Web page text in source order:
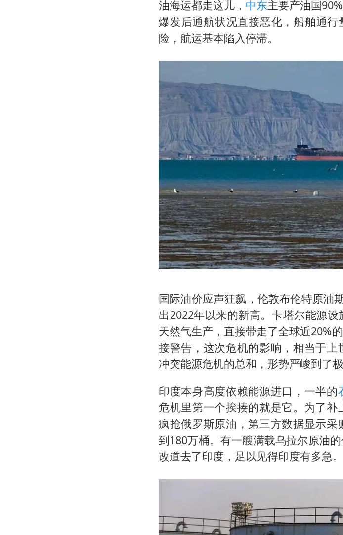
油海运都走这儿， 中东主要产油国
爆发后通航状况直接恶化，船舶通
险，航运基本陷入停滞。
国际油价应声狂飙，伦敦布伦特原油
出2022年以来的新高。卡塔尔能源
天然气生产，直接带走了全球近20%
接警告，这次危机的影响，相当于
冲突能源危机的总和，形势严峻到了极
印度本身高度依赖能源进口，一半的
危机里第一个挨揍的就是它。为了
疯抢俄罗斯原油，第三方数据显示
到180万桶。有一艘满载乌拉尔原油
改道去了印度，足以见得印度有多急。